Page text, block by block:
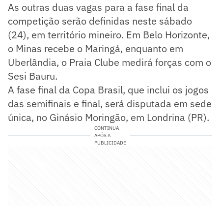
As outras duas vagas para a fase final da
competição serão definidas neste sábado
(24), em território mineiro. Em Belo Horizonte,
o Minas recebe o Maringá, enquanto em
Uberlândia, o Praia Clube medirá forças com o
Sesi Bauru.
A fase final da Copa Brasil, que inclui os jogos
das semifinais e final, será disputada em sede
única, no Ginásio Moringão, em Londrina (PR).
CONTINUA
APÓS A
PUBLICIDADE